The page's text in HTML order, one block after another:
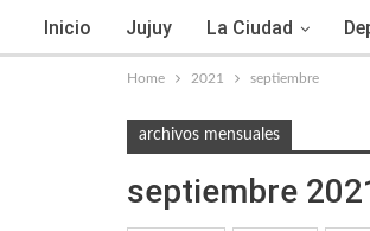
Inicio Jujuy La Ciudad
Home 2021 septiembre
archivos mensuales
septiembre